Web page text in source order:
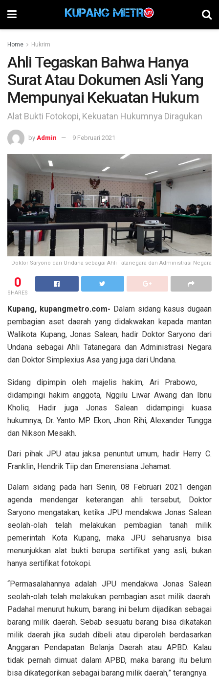
Home Hukrim
Ahli Tegaskan Bahwa Hanya
Surat Atau Dokumen Asli Yang
Mempunyai Kekuatan Hukum
Alat Bukti Fotokopi, Kekuatan Hukumnya Diragukan
by Admin 9 Februari 2021
Doktor Saryono dari Undana sebagai Ahli Tatanegara dan Administrasi Negara
0
SHARES
Kupang, kupangmetro.com- Dalam sidang kasus dugaan
pembagian aset daerah yang didakwakan kepada mantan
Walikota Kupang, Jonas Salean, hadir Doktor Saryono dari
Undana sebagai Ahli Tatanegara dan Administrasi Negara
dan Doktor Simplexius Asa yang juga dari Undana.
Sidang dipimpin oleh majelis hakim, Ari Prabowo,
didampingi hakim anggota, Nggilu Liwar Awang dan Ibnu
Kholiq. Hadir juga Jonas Salean didampingi kuasa
hukumnya, Dr. Yanto MP. Ekon, Jhon Rihi, Alexander Tungga
dan Nikson Mesakh.
Dari pihak JPU atau jaksa penuntut umum, hadir Herry C.
Franklin, Hendrik Tiip dan Emerensiana Jehamat.
Dalam sidang pada hari Senin, 08 Februari 2021 dengan
agenda mendengar keterangan ahli tersebut, Doktor
Saryono mengatakan, ketika JPU mendakwa Jonas Salean
seolah-olah telah melakukan pembagian tanah milik
pemerintah Kota Kupang, maka JPU seharusnya bisa
menunjukkan alat bukti berupa sertifikat yang asli, bukan
hanya sertifikat fotokopi.
“Permasalahannya adalah JPU mendakwa Jonas Salean
seolah-olah telah melakukan pembagian aset milik daerah.
Padahal menurut hukum, barang ini belum dijadikan sebagai
barang milik daerah. Sebab sesuatu barang bisa dikatakan
milik daerah jika sudah dibeli atau diperoleh berdasarkan
Anggaran Pendapatan Belanja Daerah atau APBD. Kalau
tidak pernah dimuat dalam APBD, maka barang itu belum
bisa dikategorikan sebagai barang milik daerah,” terangnya.